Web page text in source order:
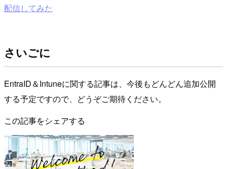
配信してみた
さいごに
EntraID＆Intuneに関する記事は、今後もどんどん追加公開
する予定ですので、どうぞご期待ください。
この記事をシェアする